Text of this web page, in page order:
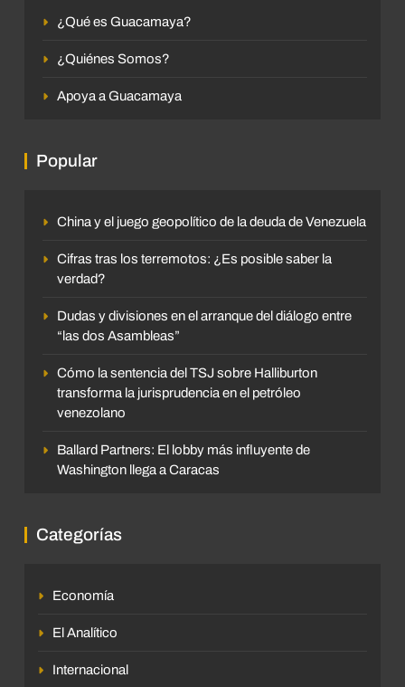
¿Qué es Guacamaya?
¿Quiénes Somos?
Apoya a Guacamaya
Popular
China y el juego geopolítico de la deuda de Venezuela
Cifras tras los terremotos: ¿Es posible saber la
verdad?
Dudas y divisiones en el arranque del diálogo entre
“las dos Asambleas”
Cómo la sentencia del TSJ sobre Halliburton
transforma la jurisprudencia en el petróleo
venezolano
Ballard Partners: El lobby más influyente de
Washington llega a Caracas
Categorías
Economía
El Analítico
Internacional